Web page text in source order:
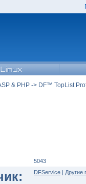
& PHP -> DF™ TopList
5043
DFService | Другие